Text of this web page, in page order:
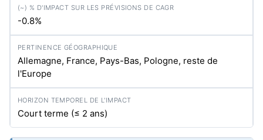
-0.8%
Allemagne, France, Pays-Bas, Pologne, reste de
l'Europe
Court terme (≤ 2 ans)